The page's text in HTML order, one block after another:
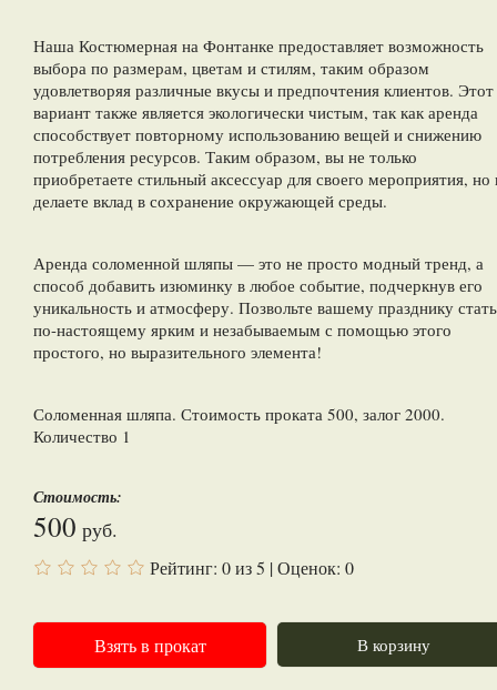
Наша Костюмерная на Фонтанке предоставляет возможность
выбора по размерам, цветам и стилям, таким образом
удовлетворяя различные вкусы и предпочтения клиентов. Этот
вариант также является экологически чистым, так как аренда
способствует повторному использованию вещей и снижению
потребления ресурсов. Таким образом, вы не только
приобретаете стильный аксессуар для своего мероприятия, но
делаете вклад в сохранение окружающей среды.
Аренда соломенной шляпы — это не просто модный тренд, а
способ добавить изюминку в любое событие, подчеркнув его
уникальность и атмосферу. Позвольте вашему празднику стать
по-настоящему ярким и незабываемым с помощью этого
простого, но выразительного элемента!
Соломенная шляпа. Стоимость проката 500, залог 2000.
Количество 1
Стоимость:
500 руб.
Рейтинг: 0из5 | Оценок: 0
В корзину
Взять в прокат